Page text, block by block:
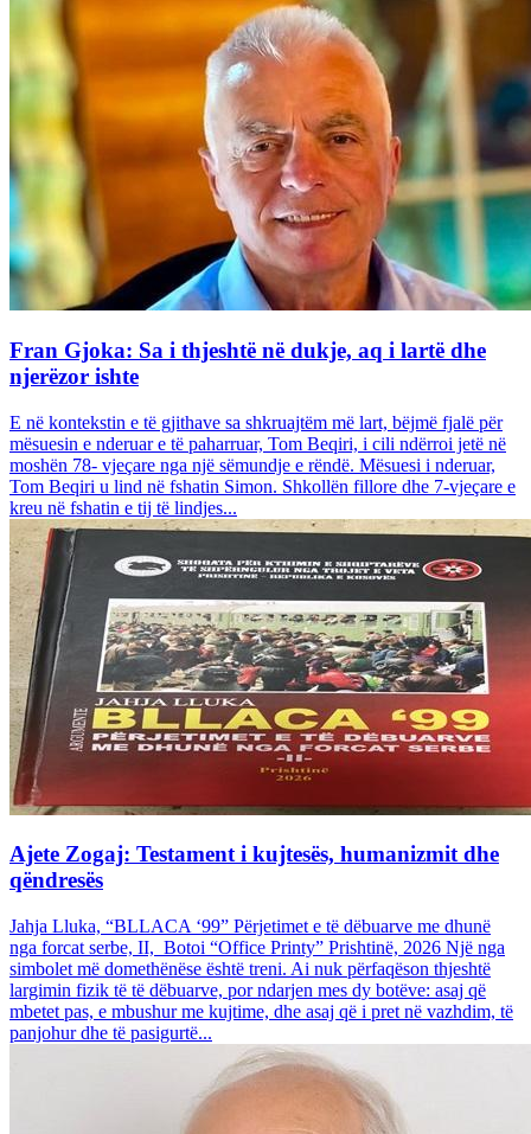
Fran Gjoka: Sa i thjeshtë në dukje, aq i lartë dhe
njerëzor ishte
E në kontekstin e të gjithave sa shkruajtëm më lart, bëjmë fjalë për
mësuesin e nderuar e të paharruar, Tom Beqiri, i cili ndërroi jetë në
moshën 78- vjeçare nga një sëmundje e rëndë. Mësuesi i nderuar,
Tom Beqiri u lind në fshatin Simon. Shkollën fillore dhe 7-vjeçare e
kreu në fshatin e tij të lindjes...
Ajete Zogaj: Testament i kujtesës, humanizmit dhe
qëndresës
Jahja Lluka, “BLLACA ‘99” Përjetimet e të dëbuarve me dhunë
nga forcat serbe, II, Botoi “Office Printy” Prishtinë, 2026 Një nga
simbolet më domethënëse është treni. Ai nuk përfaqëson thjeshtë
largimin fizik të të dëbuarve, por ndarjen mes dy botëve: asaj që
mbetet pas, e mbushur me kujtime, dhe asaj që i pret në vazhdim, të
panjohur dhe të pasigurtë...